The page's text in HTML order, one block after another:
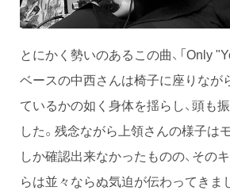
とにかく勢いのあるこの曲、「Only
ベースの中西さんは椅子に座りなが
ているかの如く身体を揺らし、頭も
した。残念ながら上領さんの様子は
しか確認出来なかったものの、その
らは並々ならぬ気迫が伝わってきま